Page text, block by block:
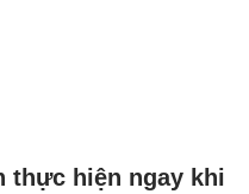
thực hiện ngay khi